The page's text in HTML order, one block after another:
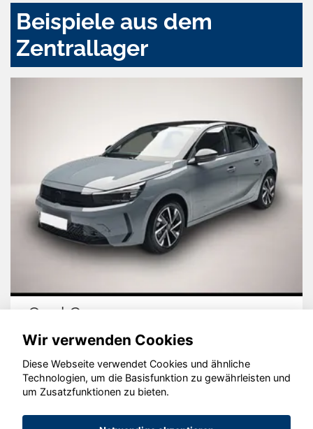
Beispiele aus dem
Zentrallager
Opel Corsa
© konjunkturmotor.de GmbH 2020 - 2026
Wir verwenden Cookies
Diese Webseite verwendet Cookies und ähnliche
Technologien, um die Basisfunktion zu gewährleisten und
um Zusatzfunktionen zu bieten.